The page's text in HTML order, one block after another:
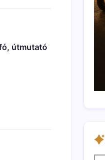
útmutató